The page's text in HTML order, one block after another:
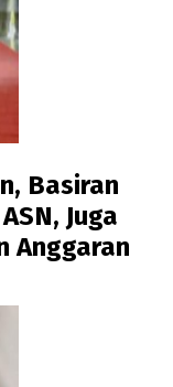
Basiran
Juga
Anggaran